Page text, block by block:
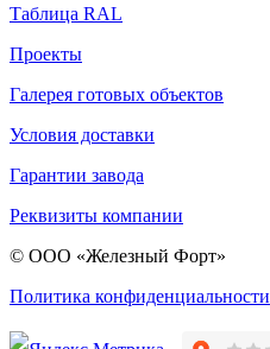
Таблица RAL
Проекты
Галерея готовых объектов
Условия доставки
Гарантии завода
Реквизиты компании
© ООО «Железный Форт»
Политика конфиденциальности